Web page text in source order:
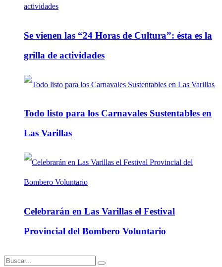
Se vienen las “24 Horas de Cultura”: ésta es la
grilla de actividades
Todo listo para los Carnavales Sustentables en
Las Varillas
Celebrarán en Las Varillas el Festival
Provincial del Bombero Voluntario